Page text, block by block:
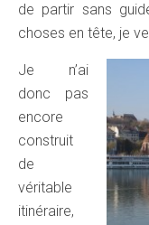
de partir sans
choses en tête, je
Je n’ai
donc pas
encore
construit
de
véritable
itinéraire,